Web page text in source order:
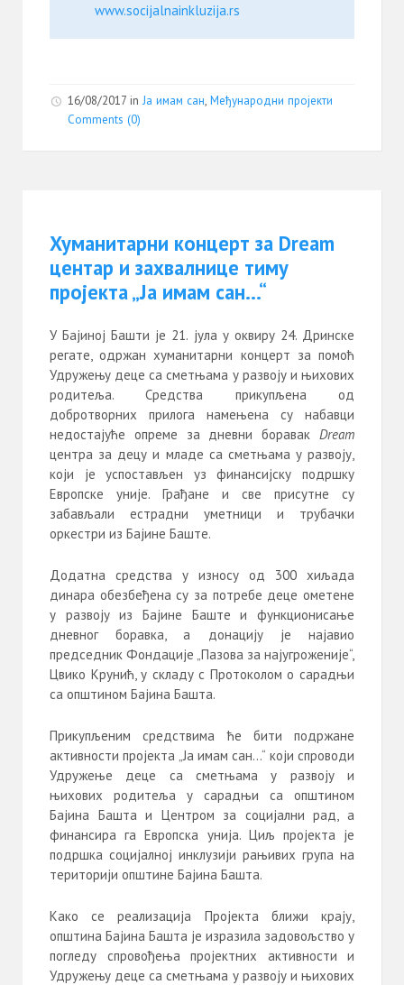
www.socijalnainkluzija.rs
16/08/2017 in Ја имам сан, Међународни пројекти
Comments (0)
Хуманитарни концерт за Dream
центар и захвалнице тиму
пројекта „Ја имам сан…“
У Бајиној Башти је 21. јула у оквиру 24. Дринске
регате, одржан хуманитарни концерт за помоћ
Удружењу деце са сметњама у развоју и њихових
родитеља. Средства прикупљена од
добротворних прилога намењена су набавци
недостајуће опреме за дневни боравак Dream
центра за децу и младе са сметњама у развоју,
који је успостављен уз финансијску подршку
Европске уније. Грађане и све присутне су
забављали естрадни уметници и трубачки
оркестри из Бајине Баште.
Додатна средства у износу од 300 хиљада
динара обезбеђена су за потребе деце ометене
у развоју из Бајине Баште и функционисање
дневног боравка, а донацију је најавио
председник Фондације „Пазова за најугроженије“,
Цвико Крунић, у складу с Протоколом о сарадњи
са општином Бајина Башта.
Прикупљеним средствима ће бити подржане
активности пројекта „Ја имам сан…“ који спроводи
Удружење деце са сметњама у развоју и
њихових родитеља у сарадњи са општином
Бајина Башта и Центром за социјални рад, а
финансира га Европска унија. Циљ пројекта је
подршка социјалној инклузији рањивих група на
територији општине Бајина Башта.
Како се реализација Пројекта ближи крају,
општина Бајина Башта је изразила задовољство у
погледу спровођења пројектних активности и
Удружењу деце са сметњама у развоју и њихових